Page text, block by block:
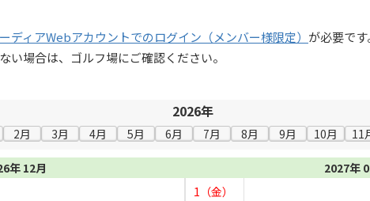
ディアWebアカウントでのログイン（メンバー様限定） が必要です
い場合は、ゴルフ場にご確認ください。
2026年
2月 3月 4月 5月 6月 7月 8月 9月 10月 11
年 12月
2027年
1（金）